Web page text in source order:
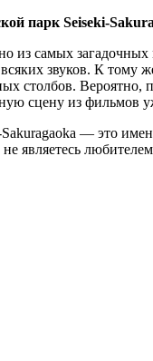
парк Seiseki-
из самых загадочных
звуков. К тому
столбов. Вероятно,
сцену из фильмов
Sakuragaoka — это
являетесь